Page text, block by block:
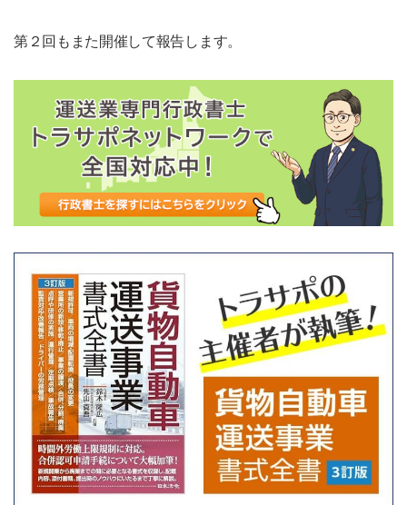
第２回もまた開催して報告します。